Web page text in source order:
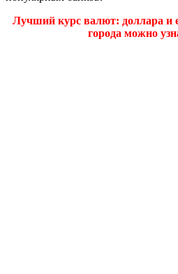
Лучший курс валют: доллара и
города можно